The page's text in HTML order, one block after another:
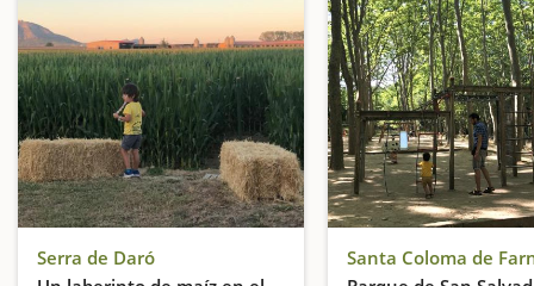
Serra de Daró
Santa Coloma de